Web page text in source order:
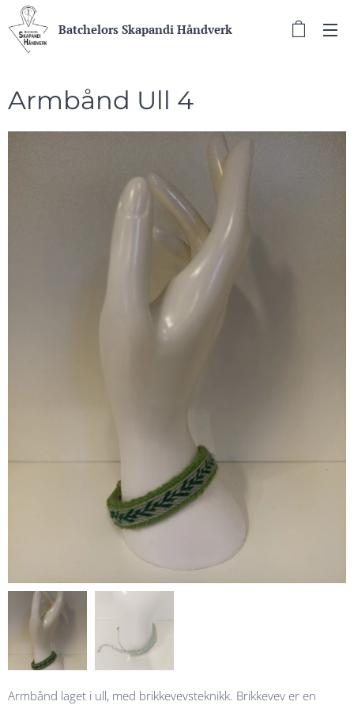
Batchelors Skapandi Håndverk
Armbånd Ull 4
Armbånd laget i ull, med brikkevevsteknikk. Brikkevev er en